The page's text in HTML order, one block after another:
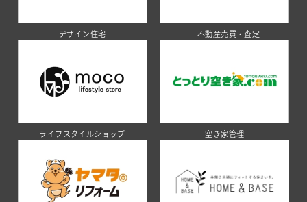
デザイン住宅 不動産売買・査定
ライフスタイルショップ 空き家管理